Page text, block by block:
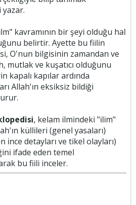
yazar.
kavramının bir şeyi olduğu hal
belirtir. Ayette bu fiilin
O'nun bilgisinin zamandan ve
mutlak ve kuşatıcı olduğunu
kapalı kapılar ardında
Allah'ın eksiksiz bildiği
, kelam ilmindeki "ilim"
küllileri (genel yasaları)
ince detayları ve tikel olayları)
ifade eden temel
bu fiili inceler.